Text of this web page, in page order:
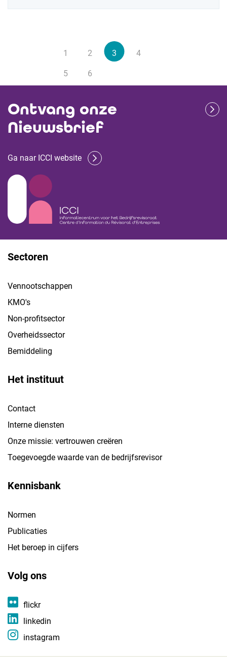
1 2 3 4
5 6
Ontvang onze
Nieuwsbrief
Ga naar ICCI website
Sectoren
Vennootschappen
KMO's
Non-profitsector
Overheidssector
Bemiddeling
Het instituut
Contact
Interne diensten
Onze missie: vertrouwen creëren
Toegevoegde waarde van de bedrijfsrevisor
Kennisbank
Normen
Publicaties
Het beroep in cijfers
Volg ons
flickr
linkedin
instagram